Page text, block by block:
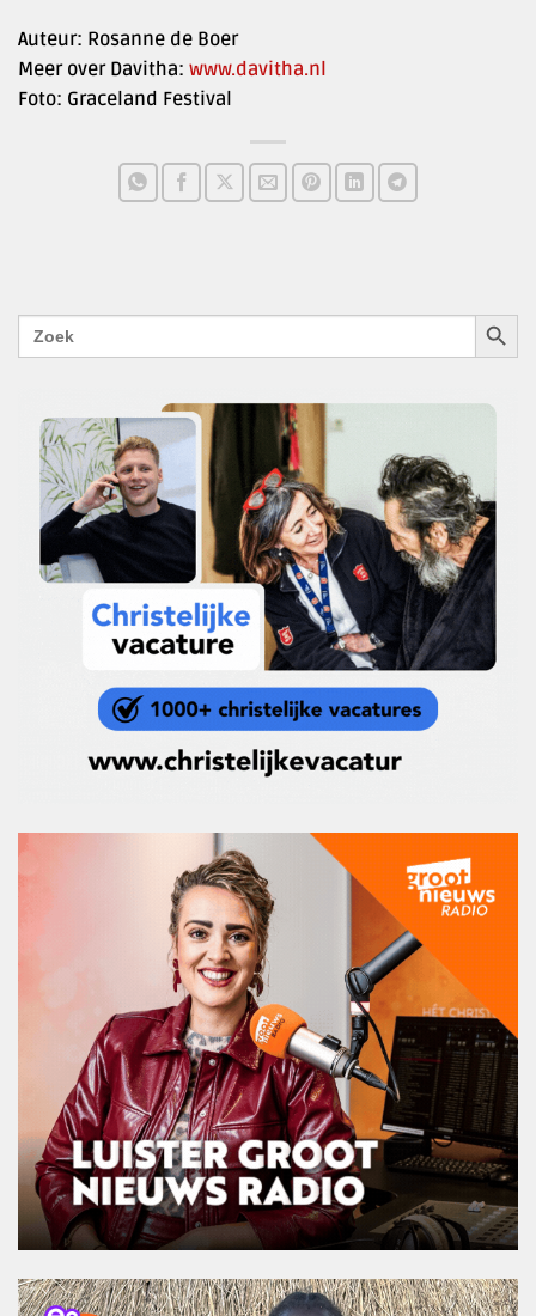
Auteur: Rosanne de Boer
Meer over Davitha: www.davitha.nl
Foto: Graceland Festival
Zoek
naar: